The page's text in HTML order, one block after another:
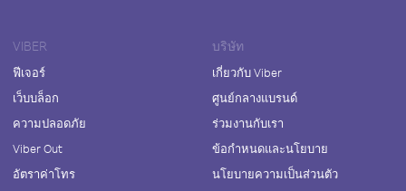
VIBER
ฟีเจอร์
เว็บบล็อก
ความปลอดภัย
Viber Out
อัตราค่าโทร
บริษัท
เกี่ยวกับ Viber
ศูนย์กลางแบรนด์
ร่วมงานกับเรา
ข้อกำหนดและนโยบาย
นโยบายความเป็นส่วนตัว